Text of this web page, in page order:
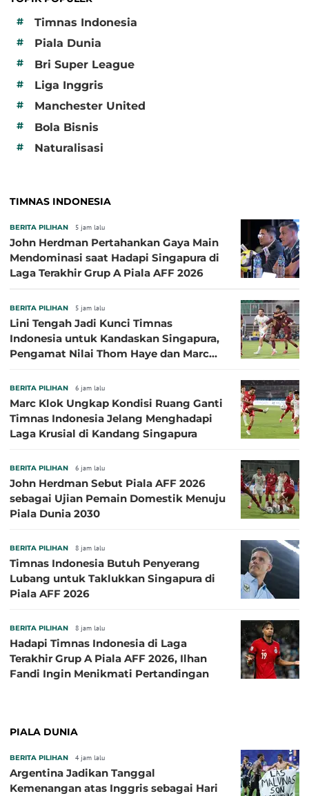
#
Timnas Indonesia
# Piala Dunia
# Bri Super League
# Liga Inggris
# Manchester United
# Bola Bisnis
# Naturalisasi
TIMNAS INDONESIA
BERITA PILIHAN 5 jam lalu
John Herdman Pertahankan Gaya Main
Mendominasi saat Hadapi Singapura di
Laga Terakhir Grup A Piala AFF 2026
BERITA PILIHAN 5 jam lalu
Lini Tengah Jadi Kunci Timnas
Indonesia untuk Kandaskan Singapura,
Pengamat Nilai Thom Haye dan Marc
BERITA PILIHAN 6 jam lalu
Marc Klok Ungkap Kondisi Ruang Ganti
Timnas Indonesia Jelang Menghadapi
Laga Krusial di Kandang Singapura
BERITA PILIHAN 6 jam lalu
John Herdman Sebut Piala AFF 2026
sebagai Ujian Pemain Domestik Menuju
Piala Dunia 2030
BERITA PILIHAN 8 jam lalu
Timnas Indonesia Butuh Penyerang
Lubang untuk Taklukkan Singapura di
Piala AFF 2026
BERITA PILIHAN 8 jam lalu
Hadapi Timnas Indonesia di Laga
Terakhir Grup A Piala AFF 2026, Ilhan
Fandi Ingin Menikmati Pertandingan
PIALA DUNIA
BERITA PILIHAN 4 jam lalu
Argentina Jadikan Tanggal
Kemenangan atas Inggris sebagai Hari